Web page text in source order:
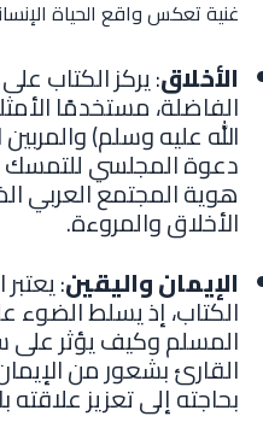
غنية تعكس واقع الحياة
الأخلاق: يركز الكتاب
الفاضلة، مستخدمًا
الله عليه وسلم)
دعوة المجلسي للتمسك
هوية المجتمع العربي
الأخلاق والمروءة.
الإيمان واليقين:
الكتاب، إذ يسلط الضوء
المسلم وكيف يؤثر
القارئ بشعور من
بحاجته إلى تعزيز علاقته